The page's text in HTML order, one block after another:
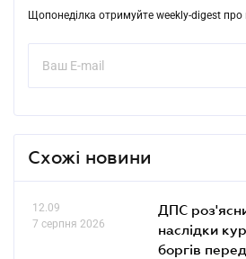
Щопонеділка отримуйте weekly-digest про
Схожі новини
12.09
7 серпня 2026
ДПС
наслідки
боргів